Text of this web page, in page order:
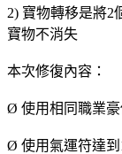
2) 寶物轉移是將2
寶物不消失
本次修復內容：
Ø 使用相同職業
Ø 使用氣運符達